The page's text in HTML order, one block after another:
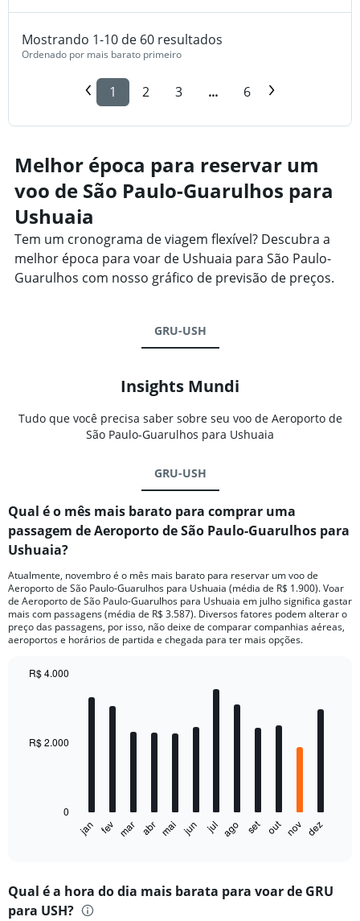
Mostrando 1-10 de 60 resultados
Ordenado por mais barato primeiro
1 2 3 ... 6
Melhor época para reservar um
voo de São Paulo-Guarulhos para
Ushuaia
Tem um cronograma de viagem flexível? Descubra a
melhor época para voar de Ushuaia para São Paulo-
Guarulhos com nosso gráfico de previsão de preços.
GRU-USH
Insights Mundi
Tudo que você precisa saber sobre seu voo de Aeroporto de
São Paulo-Guarulhos para Ushuaia
GRU-USH
Qual é o mês mais barato para comprar uma
passagem de Aeroporto de São Paulo-Guarulhos para
Ushuaia?
Atualmente, novembro é o mês mais barato para reservar um voo de
Aeroporto de São Paulo-Guarulhos para Ushuaia (média de R$ 1.900). Voar
de Aeroporto de São Paulo-Guarulhos para Ushuaia em julho significa gastar
mais com passagens (média de R$ 3.587). Diversos fatores podem alterar o
preço das passagens, por isso, não deixe de comparar companhias aéreas,
aeroportos e horários de partida e chegada para ter mais opções.
bars.
Range:
12
jan fev mar abr mai jun jul ago set out nov dez
0
R$ 2.000
R$ 4.000
Qual é a hora do dia mais barata para voar de GRU
para USH?